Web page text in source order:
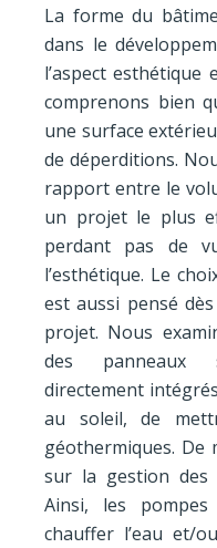
La forme du
dans le
l’aspect
comprenons bien
une surface
de déperditions.
rapport entre le
un projet le plus
perdant pas de
l’esthétique. Le
est aussi pensé
projet. Nous
des panneaux
directement
au soleil, de
géothermiques. De
sur la gestion des
Ainsi, les
chauffer l’eau et/